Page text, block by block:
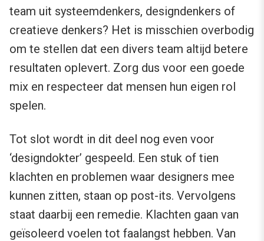
team uit systeemdenkers, designdenkers of
creatieve denkers? Het is misschien overbodig
om te stellen dat een divers team altijd betere
resultaten oplevert. Zorg dus voor een goede
mix en respecteer dat mensen hun eigen rol
spelen.
Tot slot wordt in dit deel nog even voor
‘designdokter’ gespeeld. Een stuk of tien
klachten en problemen waar designers mee
kunnen zitten, staan op post-its. Vervolgens
staat daarbij een remedie. Klachten gaan van
geïsoleerd voelen tot faalangst hebben. Van